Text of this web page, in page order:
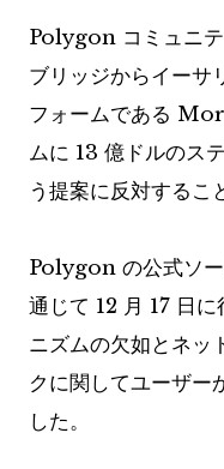
Polygon コミュニ
ブリッジからイーサ
フォームである
ムに 13 億ドルのス
う提案に反対するこ
Polygon の公式ソ
通じて 12 月 17 日
ニズムの欠如とネッ
クに関してユーザー
した。